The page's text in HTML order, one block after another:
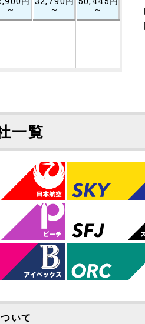
～ ～ ～
一覧
いて